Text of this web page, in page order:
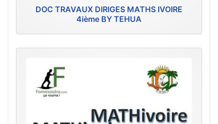
DOC TRAVAUX DIRIGES MATHS IVOIRE
4ième BY TEHUA